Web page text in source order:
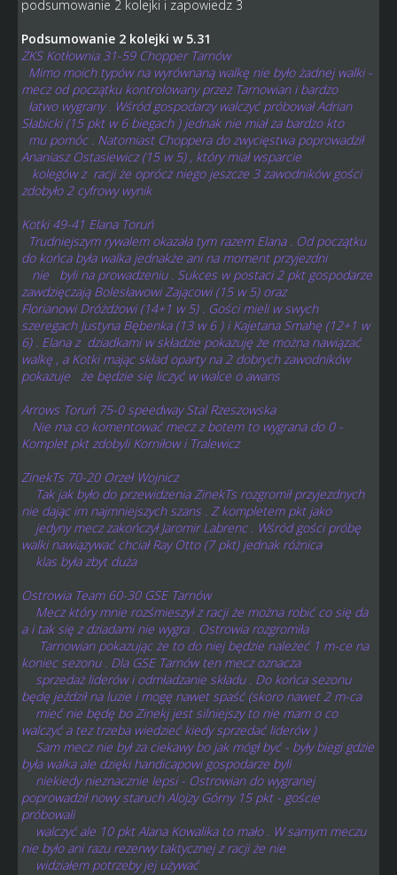
podsumowanie 2 kolejki i zapowiedz 3
Podsumowanie 2 kolejki w 5.31
ŻKS Kotłownia 31-59 Chopper Tarnów
Mimo moich typów na wyrównaną walkę nie było żadnej walki -
mecz od początku kontrolowany przez Tarnowian i bardzo
łatwo wygrany . Wśród gospodarzy walczyć próbował Adrian
Słabicki (15 pkt w 6 biegach ) jednak nie miał za bardzo kto
mu pomóc . Natomiast Choppera do zwycięstwa poprowadził
Ananiasz Ostasiewicz (15 w 5) , który miał wsparcie
kolegów z racji że oprócz niego jeszcze 3 zawodników gości
zdobyło 2 cyfrowy wynik
Kotki 49-41 Elana Toruń
Trudniejszym rywalem okazała tym razem Elana . Od początku
do końca była walka jednakże ani na moment przyjezdni
nie byli na prowadzeniu . Sukces w postaci 2 pkt gospodarze
zawdzięczają Bolesławowi Zającowi (15 w 5) oraz
Florianowi Dróżdżowi (14+1 w 5) . Gości mieli w swych
szeregach Justyna Bębenka (13 w 6 ) i Kajetana Smahę (12+1 w
6) . Elana z dziadkami w składzie pokazuję że można nawiązać
walkę , a Kotki mając skład oparty na 2 dobrych zawodników
pokazuje że będzie się liczyć w walce o awans
Arrows Toruń 75-0 speedway Stal Rzeszowska
Nie ma co komentować mecz z botem to wygrana do 0 -
Komplet pkt zdobyli Korniłow i Tralewicz
ZinekTs 70-20 Orzeł Wojnicz
Tak jak było do przewidzenia ZinekTs rozgromił przyjezdnych
nie dając im najmniejszych szans . Z kompletem pkt jako
jedyny mecz zakończył Jaromir Labrenc . Wśród gości próbę
walki nawiązywać chciał Ray Otto (7 pkt) jednak różnica
klas była zbyt duża
Ostrowia Team 60-30 GSE Tarnów
Mecz który mnie rozśmieszył z racji że można robić co się da
a i tak się z dziadami nie wygra . Ostrowia rozgromiła
Tarnowian pokazując że to do niej będzie należeć 1 m-ce na
koniec sezonu . Dla GSE Tarnów ten mecz oznacza
sprzedaż liderów i odmładzanie składu . Do końca sezonu
będę jeździł na luzie i mogę nawet spaść (skoro nawet 2 m-ca
mieć nie będę bo Zinekj jest silniejszy to nie mam o co
walczyć a tez trzeba wiedzieć kiedy sprzedać liderów )
Sam mecz nie był za ciekawy bo jak mógł być - były biegi gdzie
była walka ale dzięki handicapowi gospodarze byli
niekiedy nieznacznie lepsi - Ostrowian do wygranej
poprowadził nowy staruch Alojzy Górny 15 pkt - goście
próbowali
walczyć ale 10 pkt Alana Kowalika to mało . W samym meczu
nie było ani razu rezerwy taktycznej z racji że nie
widziałem potrzeby jej używać